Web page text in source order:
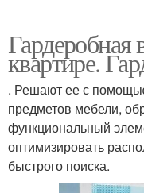
Гардеробная
квартире.
. Решают ее с
предметов мебели,
функциональный
оптимизировать
быстрого поиска.